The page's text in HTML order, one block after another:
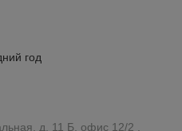
год
д. 11 Б, офис 12/2 ,